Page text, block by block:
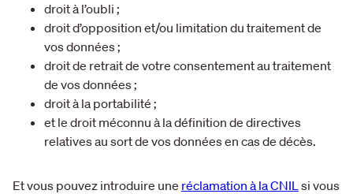
droit à l’oubli ;
droit d’opposition et/ou limitation du traitement de
vos données ;
droit de retrait de votre consentement au traitement
de vos données ;
droit à la portabilité ;
et le droit méconnu à la définition de directives
relatives au sort de vos données en cas de décès.
Et vous pouvez introduire une réclamation à la CNILsi vous